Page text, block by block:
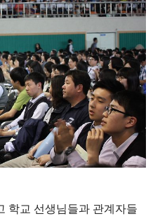
학교 선생님들과 관계자들